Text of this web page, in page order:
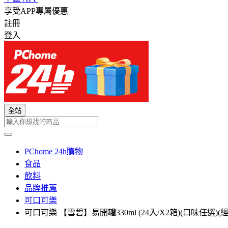
享受APP專屬優惠
註冊
登入
全站
PChome 24h購物
食品
飲料
品牌推薦
可口可樂
可口可樂 【雪碧】易開罐330ml (24入/X2箱)(口味任選)(